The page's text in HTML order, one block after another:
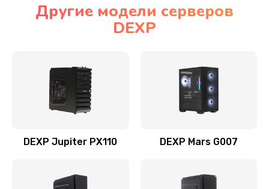
Другие модели серверов
DEXP
DEXP Jupiter PX110 DEXP Mars G007